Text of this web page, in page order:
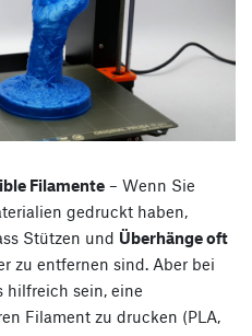
Filamente – Wenn Sie
gedruckt haben,
Stützen und Überhänge oft
zu entfernen sind. Aber bei
hilfreich sein, eine
Filament zu drucken (PLA,